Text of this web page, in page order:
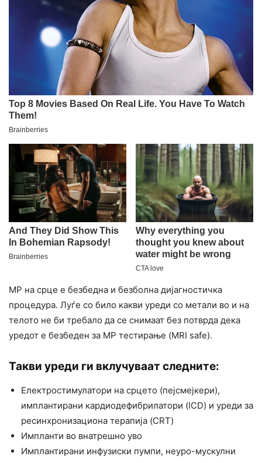
МР на срце е безбедна и безболна дијагностичка
процедура. Луѓе со било какви уреди со метали во и на
телото не би требало да се снимаат без потврда дека
уредот е безбеден за МР тестирање (MRI safe).
Такви уреди ги вклучуваат следните:
Електростимулатори на срцето (пејсмејкери),
имплантирани кардиодефибрилатори (ICD) и уреди за
ресинхронизациона терапија (CRT)
Импланти во внатрешно уво
Имплантирани инфузиски пумпи, неуро-мускулни